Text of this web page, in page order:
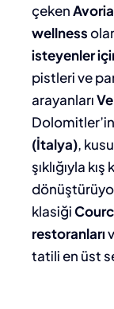
çeken
wellness
isteyenler
pistleri ve
arayanları
(İtalya),
şıklığıyla
klasiği
restoranları
tatili en üst